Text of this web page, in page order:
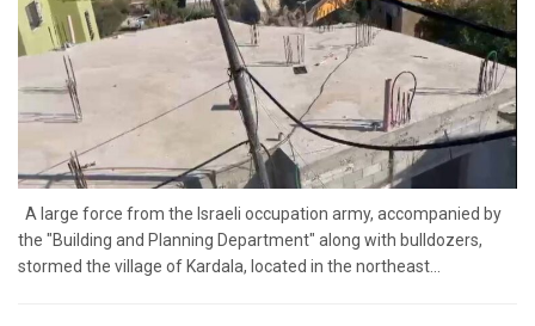
A large force from the Israeli occupation army, accompanied by
the "Building and Planning Department" along with bulldozers,
stormed the village of Kardala, located in the northeast...